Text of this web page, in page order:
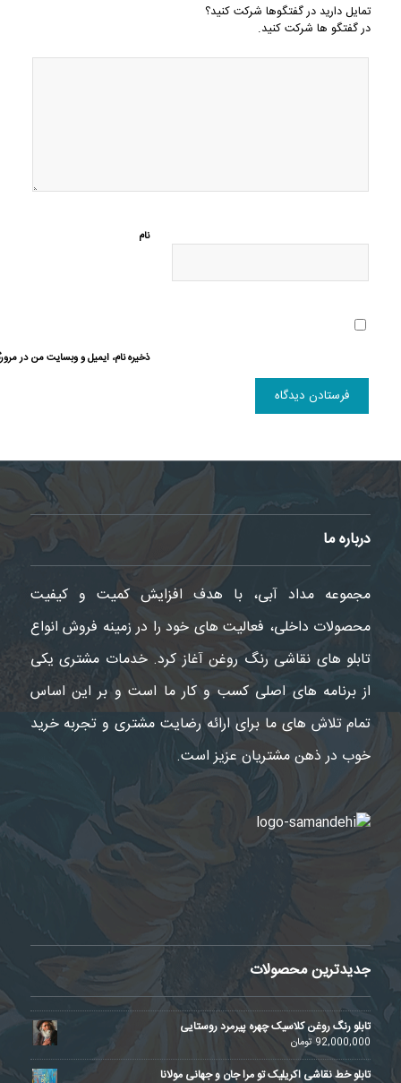
تمایل دارید در گفتگوها شرکت کنید؟
در گفتگو ها شرکت کنید.
نام
ذخیره نام، ایمیل و وبسایت من در
درباره ما
مجموعه مداد آبی، با هدف افزایش کمیت و کیفیت
محصولات داخلی، فعالیت های خود را در زمینه فروش انواع
تابلو های نقاشی رنگ روغن آغاز کرد. خدمات مشتری یکی
از برنامه های اصلی کسب و کار ما است و بر این اساس
تمام تلاش های ما برای ارائه رضایت مشتری و تجربه خرید
خوب در ذهن مشتریان عزیز است.
جدیدترین محصولات
تابلو رنگ روغن کلاسیک چهره پیرمرد روستایی
92,000,000تومان
تابلو خط نقاشی اکریلیک تو مرا جان و جهانی مولانا